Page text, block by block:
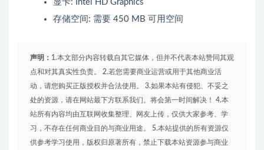
显卡: Intel HD Graphics
存储空间: 需要 450 MB 可用空间
声明： 1.本文部分内容转载自其它媒体，但并不代表本站赞同其观
点和对其真实性负责。 2.若您需要商业运营或用于其他商业活
动，请您购买正版授权并合法使用。 3.如果本站有侵犯、不妥之
处的资源，请在网站最下方联系我们。将会第一时间解决！ 4.本
站所有内容均由互联网收集整理、网友上传，仅供大家参考、学
习，不存在任何商业目的与商业用途。 5.本站提供的所有资源仅
供参考学习使用，版权归原著所有，禁止下载本站资源参与商业